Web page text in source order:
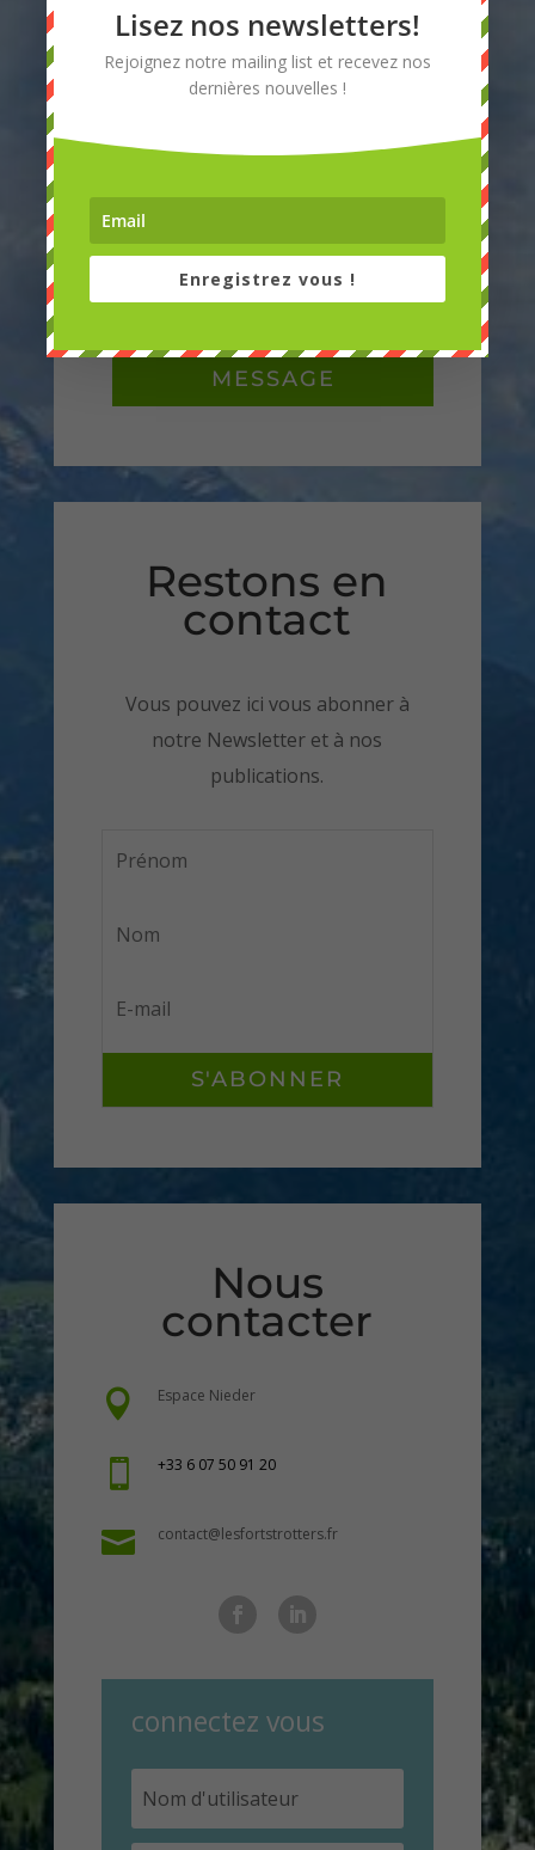
MESSAGE
Restons en
contact
Vous pouvez ici vous abonner à
notre Newsletter et à nos
publications.
S'ABONNER
Nous
contacter
 Espace Nieder
 +33 6 07 50 91 20
 contact@lesfortstrotters.fr
connectez vous
Lisez nos newsletters!
Rejoignez notre mailing list et recevez nos
dernières nouvelles !
Enregistrez vous !